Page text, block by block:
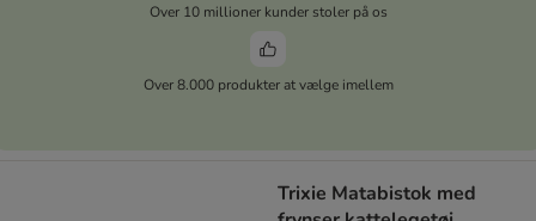
Over 10 millioner kunder stoler på os
Over 8.000 produkter at vælge imellem
Trixie Matabistok med